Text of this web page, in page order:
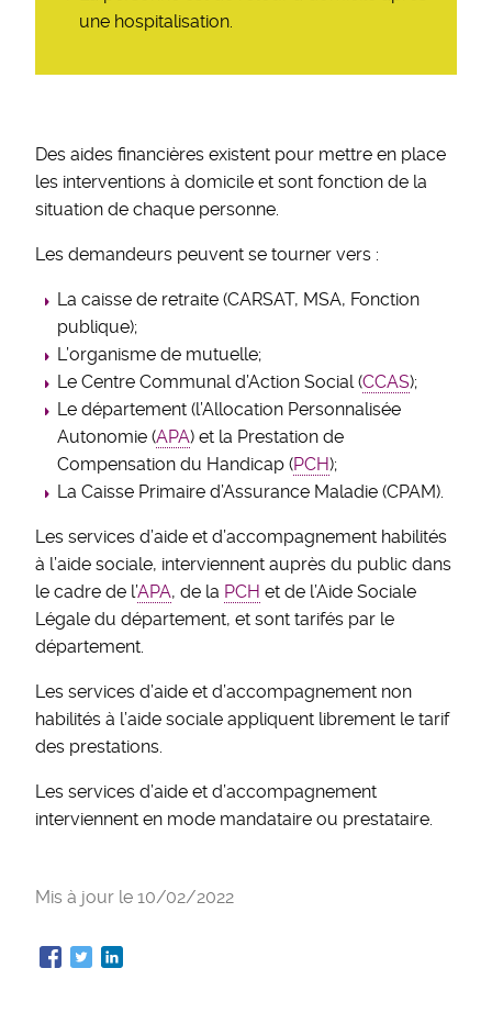
une hospitalisation.
Des aides financières existent pour mettre en place
les interventions à domicile et sont fonction de la
situation de chaque personne.
Les demandeurs peuvent se tourner vers :
La caisse de retraite (CARSAT, MSA, Fonction
publique);
L’organisme de mutuelle;
Le Centre Communal d’Action Social (CCAS);
Le département (l’Allocation Personnalisée
Autonomie (APA) et la Prestation de
Compensation du Handicap (PCH);
La Caisse Primaire d’Assurance Maladie (CPAM).
Les services d’aide et d’accompagnement habilités
à l’aide sociale, interviennent auprès du public dans
le cadre de l’APA, de la PCH et de l’Aide Sociale
Légale du département, et sont tarifés par le
département.
Les services d’aide et d’accompagnement non
habilités à l’aide sociale appliquent librement le tarif
des prestations.
Les services d’aide et d’accompagnement
interviennent en mode mandataire ou prestataire.
Mis à jour le 10/02/2022